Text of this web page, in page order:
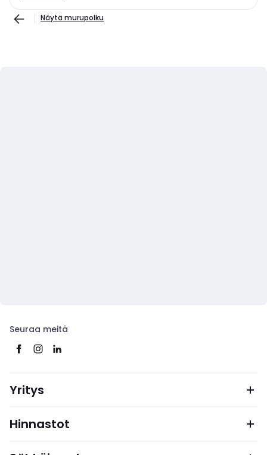
Näytä murupolku
Seuraa meitä
Yritys
Hinnastot